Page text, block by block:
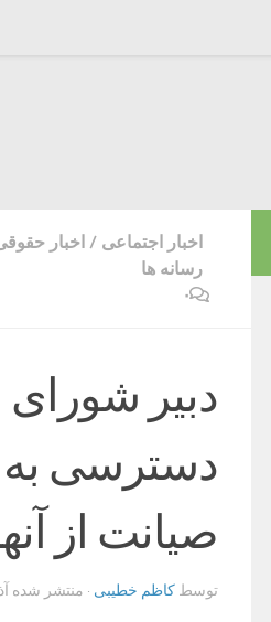
اخبار اجتماعی / اخبار
رسانه ها
۰
دبیر
دسترسی
صیانت از
توسط کاظم خطیبی · منتشر شده